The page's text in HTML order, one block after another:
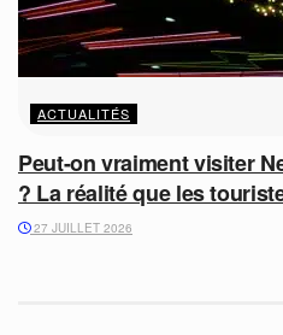
ACTUALITÉS
Peut-on vraiment visiter
? La réalité que les
27 JUILLET 2026